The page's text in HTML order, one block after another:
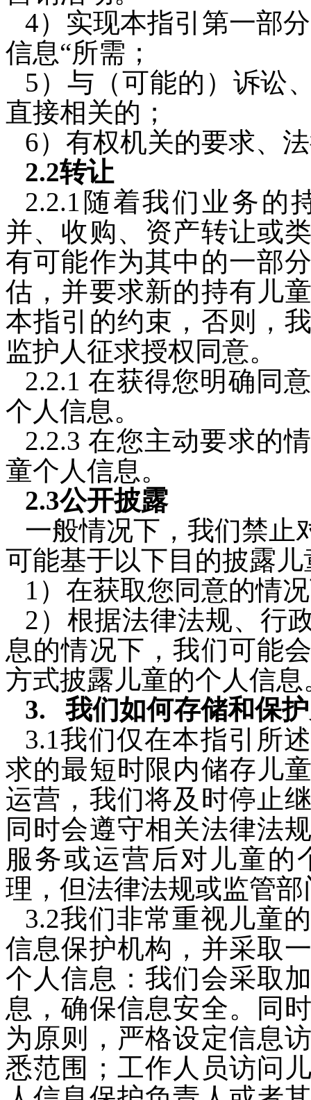
4）实现本指引第一部
信息“所需；
5）与（可能的）诉讼
直接相关的；
6）有权机关的要求、
2.2转让
2.2.1随着我们业务的
并、收购、资产转让或
有可能作为其中的一部
估，并要求新的持有儿
本指引的约束，否则，
监护人征求授权同意。
2.2.1 在获得您明确同
个人信息。
2.2.3 在您主动要求的
童个人信息。
2.3公开披露
一般情况下，我们禁止
可能基于以下目的披露
1）在获取您同意的情
2）根据法律法规、行
息的情况下，我们可能
方式披露儿童的个人信息
我们如何存储和保
3.1我们仅在本指引所
求的最短时限内储存儿
运营，我们将及时停止
同时会遵守相关法律法
服务或运营后对儿童的
理，但法律法规或监管
3.2我们非常重视儿童
信息保护机构，并采取
个人信息：我们会采取
息，确保信息安全。同
为原则，严格设定信息
悉范围；工作人员访问